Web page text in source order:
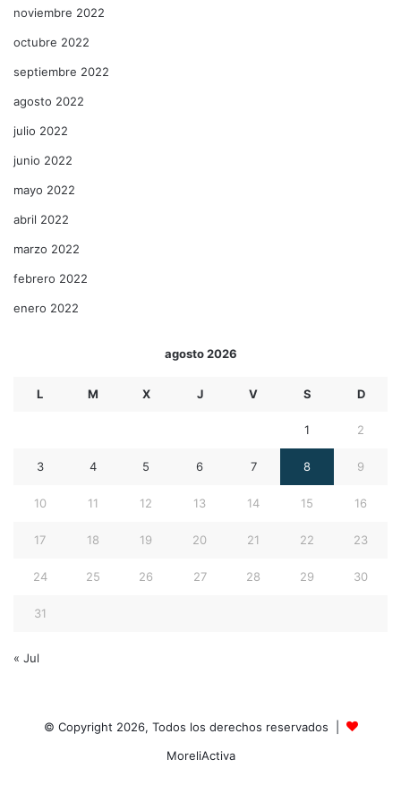
noviembre 2022
octubre 2022
septiembre 2022
agosto 2022
julio 2022
junio 2022
mayo 2022
abril 2022
marzo 2022
febrero 2022
enero 2022
agosto 2026
L M X J V S D
1 2
3 4 5 6 7 8 9
10 11 12 13 14 15 16
17 18 19 20 21 22 23
24 25 26 27 28 29 30
31
« Jul
© Copyright 2026, Todos los derechos reservados |
MoreliActiva